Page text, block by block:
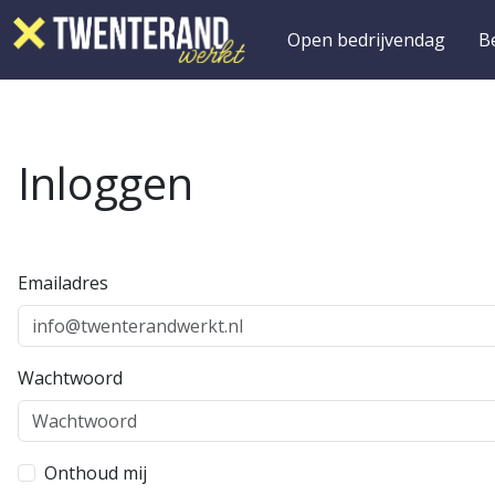
Open bedrijvendag
Inloggen
Emailadres
Wachtwoord
Onthoud mij